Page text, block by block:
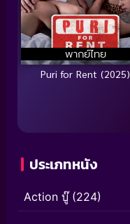
พากย์ไทย
Puri for Rent (2025)
ประเภทหนัง
Action บู๊(224)